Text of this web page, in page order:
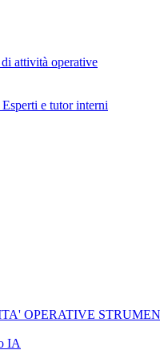
attività operative
e tutor interni
OPERATIVE
IA